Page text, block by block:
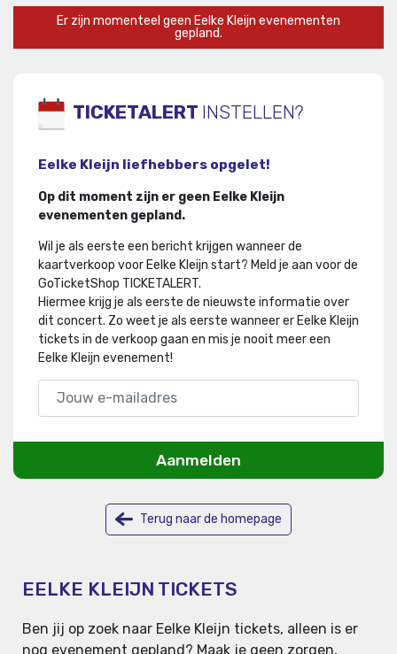
Er zijn momenteel geen Eelke Kleijn evenementen
gepland.
TICKETALERT INSTELLEN?
Eelke Kleijn liefhebbers opgelet!
Op dit moment zijn er geen Eelke Kleijn
evenementen gepland.
Wil je als eerste een bericht krijgen wanneer de
kaartverkoop voor Eelke Kleijn start? Meld je aan voor de
GoTicketShop TICKETALERT.
Hiermee krijg je als eerste de nieuwste informatie over
dit concert. Zo weet je als eerste wanneer er Eelke Kleijn
tickets in de verkoop gaan en mis je nooit meer een
Eelke Kleijn evenement!
Aanmelden
Terug naar de homepage
EELKE KLEIJN TICKETS
Ben jij op zoek naar Eelke Kleijn tickets, alleen is er
nog evenement gepland? Maak je geen zorgen,